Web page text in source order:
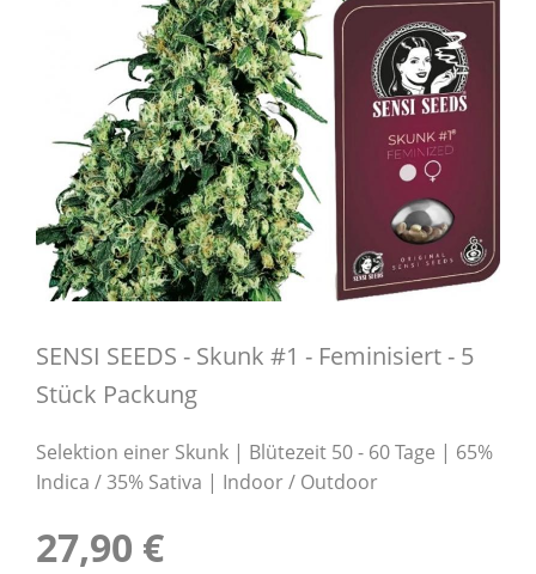
SENSI SEEDS - Skunk #1 - Feminisiert - 5
Stück Packung
Selektion einer Skunk | Blütezeit 50 - 60 Tage | 65%
Indica / 35% Sativa | Indoor / Outdoor
27,90 €